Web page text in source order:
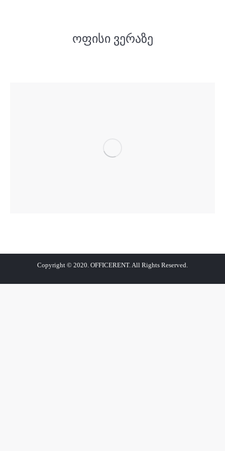
ოფისი ვერაზე
Copyright © 2020. OFFICERENT. All Rights Reserved.